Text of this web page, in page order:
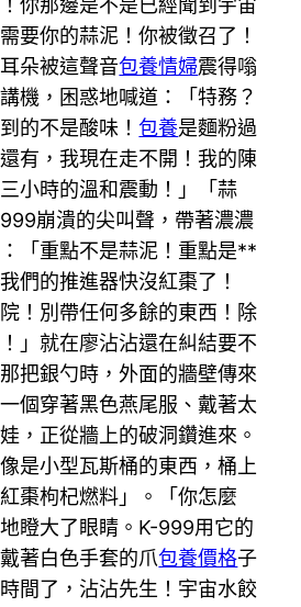
你那邊是不是已經聞到宇宙
要你的蒜泥！你被徵召了！
朵被這聲音包養情婦震得嗡
機，困惑地喊道：「特務？
的不是酸味！包養是麵粉過
有，我現在走不開！我的陳
小時的溫和震動！」「蒜
崩潰的尖叫聲，帶著濃濃
「重點不是蒜泥！重點是**
們的推進器快沒紅棗了！
！別帶任何多餘的東西！除
」就在廖沾沾還在糾結要不
把銀勺時，外面的牆壁傳來
個穿著黑色燕尾服、戴著太
，正從牆上的破洞鑽進來。
是小型瓦斯桶的東西，桶上
棗枸杞燃料」。「你怎麼
瞪大了眼睛。K-999用它的
著白色手套的爪包養價格子
間了，沾沾先生！宇宙水餃